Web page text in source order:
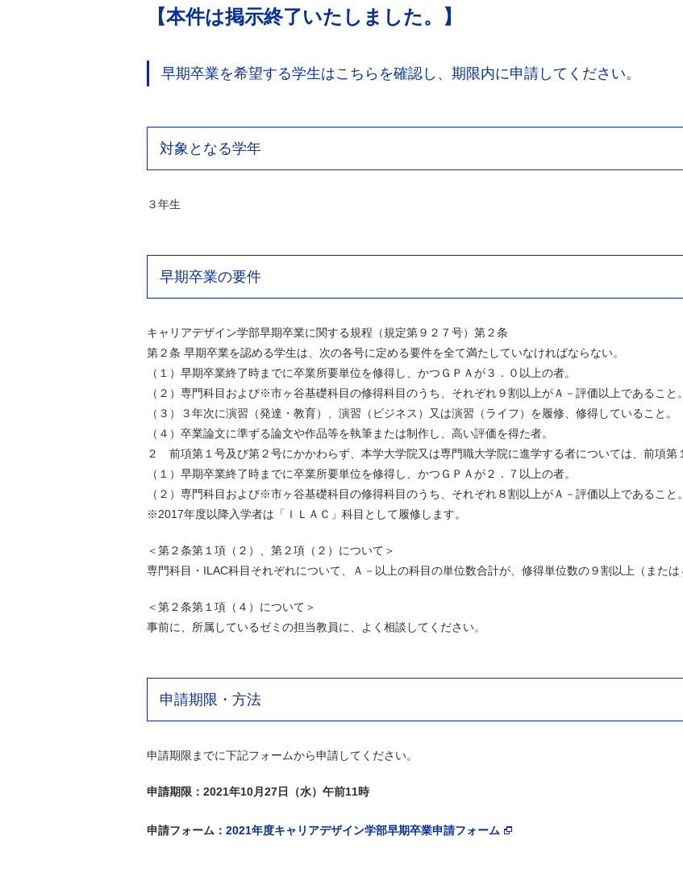
【本件は掲示終了いたしました。】
早期卒業を希望する学生はこちらを確認し、期限内に申請してください。
対象となる学年
３年生
早期卒業の要件
キャリアデザイン学部早期卒業に関する規程（規定第９２７号）第２条
第２条 早期卒業を認める学生は、次の各号に定める要件を全て満たしていなければならない。
（１）早期卒業終了時までに卒業所要単位を修得し、かつＧＰＡが３．０以上の者。
（２）専門科目および※市ヶ谷基礎科目の修得科目のうち、それぞれ９割以上がＡ－評価以上であること。
（３）３年次に演習（発達・教育）、演習（ビジネス）又は演習（ライフ）を履修、修得していること。
（４）卒業論文に準ずる論文や作品等を執筆または制作し、高い評価を得た者。
２ 前項第１号及び第２号にかかわらず、本学大学院又は専門職大学院に進学する者については、前項第
（１）早期卒業終了時までに卒業所要単位を修得し、かつＧＰＡが２．７以上の者。
（２）専門科目および※市ヶ谷基礎科目の修得科目のうち、それぞれ８割以上がＡ－評価以上であること。
※2017年度以降入学者は「ＩＬＡＣ」科目として履修します。
＜第２条第１項（２）、第２項（２）について＞
専門科目・ILAC科目それぞれについて、Ａ－以上の科目の単位数合計が、修得単位数の９割以上（または
＜第２条第１項（４）について＞
事前に、所属しているゼミの担当教員に、よく相談してください。
申請期限・方法
申請期限までに下記フォームから申請してください。
申請期限：2021年10月27日（水）午前11時
申請フォーム： 2021年度キャリアデザイン学部早期卒業申請フォーム